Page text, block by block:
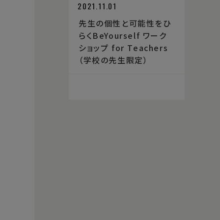
2021.11.01
先生の個性と可能性をひ
らくBeYourself ワーク
ショップ for Teachers
（学校の先生限定）